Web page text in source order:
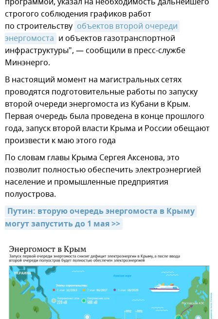
строгого соблюдения графиков работ
по строительству объектов второй очереди
энергомоста и объектов газотранспортной
инфраструктуры", — сообщили в пресс-службе
Минэнерго.
В настоящий момент на магистральных сетях
проводятся подготовительные работы по запуску
второй очереди энергомоста из Кубани в Крым.
Первая очередь была проведена в конце прошлого
года, запуск второй власти Крыма и России обещают
произвести к маю этого года
По словам главы Крыма Сергея Аксенова, это
позволит полностью обеспечить электроэнергией
население и промышленные предприятия
полуострова.
Путин: вторую очередь энергомоста в Крыму
могут запустить до 1 мая >>